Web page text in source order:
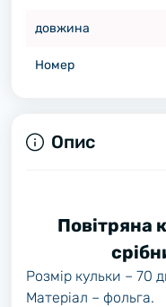
довжина
Номер
Опис
Повітряна
Розмір кульки – 70
Матеріал – фольга.